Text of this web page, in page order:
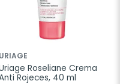
URIAGE
Roseliane Crema
Rojeces, 40 ml